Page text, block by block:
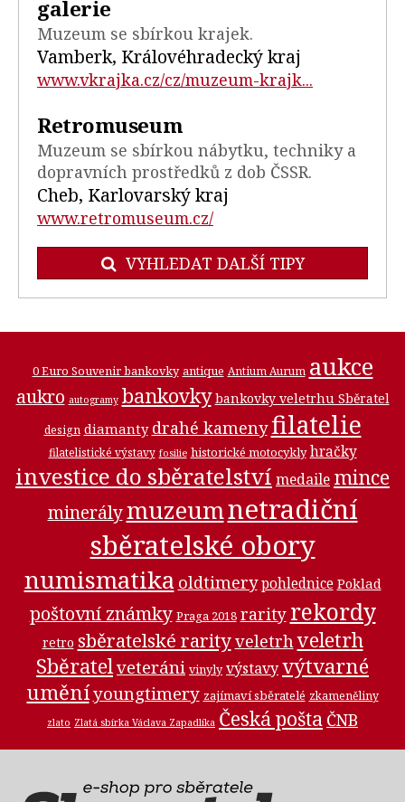
galerie
Muzeum se sbírkou krajek.
Vamberk, Královéhradecký kraj
www.vkrajka.cz/cz/muzeum-krajk...
Retromuseum
Muzeum se sbírkou nábytku, techniky a
dopravních prostředků z dob ČSSR.
Cheb, Karlovarský kraj
www.retromuseum.cz/
VYHLEDAT DALŠÍ TIPY
0 Euro Souvenir bankovky antique Antium Aurum aukce
aukro autogramy bankovky bankovky veletrhu Sběratel
design diamanty drahé kamenyfilatelie
filatelistické výstavy fosilie historické motocykly hračky
investice do sběratelství medaile mince
minerálymuzeumnetradiční
sběratelské obory
numismatika oldtimery pohlednice Poklad
poštovní známky Praga 2018 rarity rekordy
retro sběratelské rarityveletrhveletrh
Sběratelveteráni vinyly výstavyvýtvarné
uměníyoungtimery zajímaví sběratelé zkameněliny
zlato Zlatá sbírka Václava Zapadlíka Česká pošta ČNB